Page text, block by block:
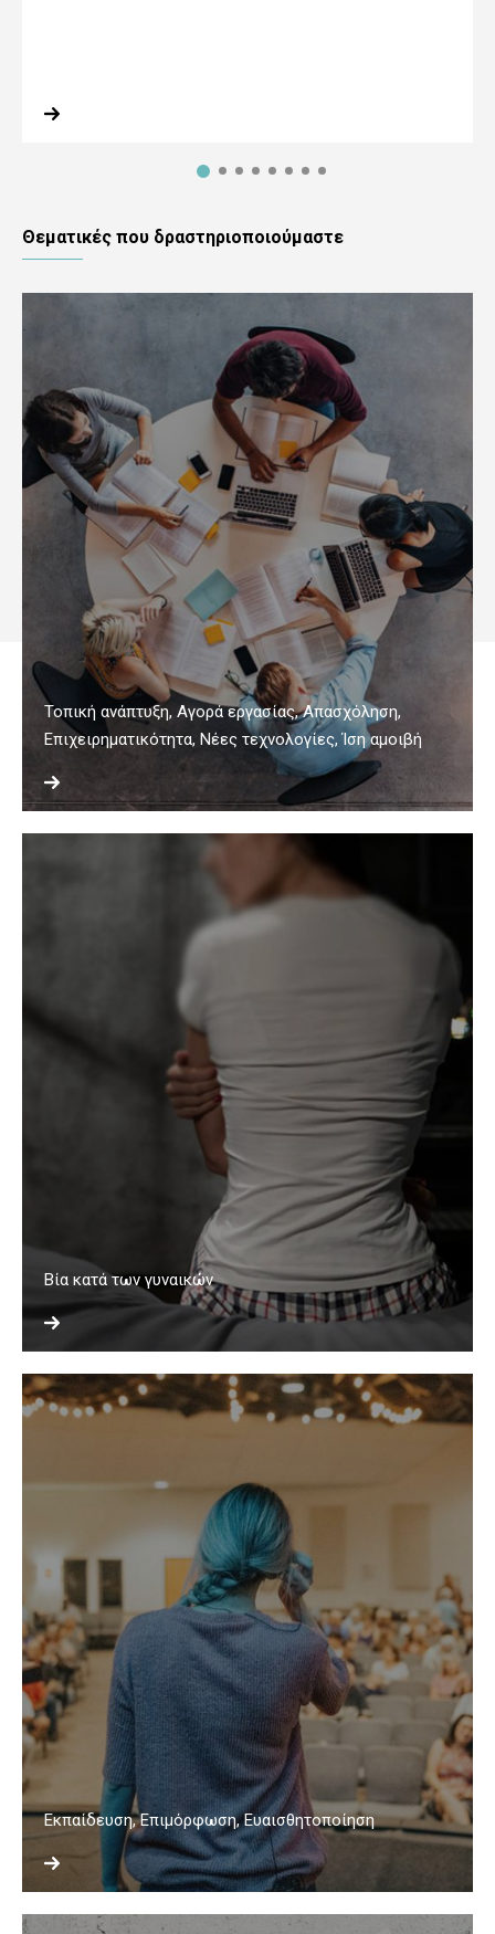
Θεματικές που δραστηριοποιούμαστε
Τοπική ανάπτυξη, Αγορά εργασίας, Απασχόληση,
Επιχειρηματικότητα, Νέες τεχνολογίες, Ίση αμοιβή
Βία κατά των γυναικών
Εκπαίδευση, Επιμόρφωση, Ευαισθητοποίηση